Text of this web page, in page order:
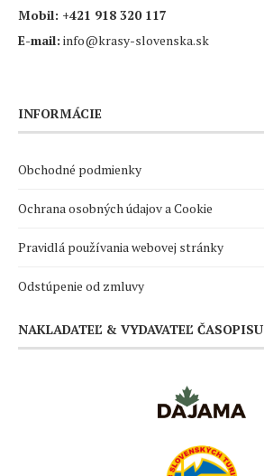
Mobil: +421 918 320 117
E-mail: info@krasy-slovenska.sk
INFORMÁCIE
Obchodné podmienky
Ochrana osobných údajov a Cookie
Pravidlá používania webovej stránky
Odstúpenie od zmluvy
NAKLADATEĽ & VYDAVATEĽ ČASOPISU